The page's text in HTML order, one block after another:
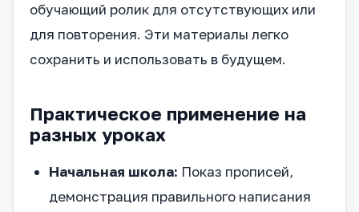
обучающий ролик для отсутствующих или
для повторения. Эти материалы легко
сохранить и использовать в будущем.
Практическое применение на
разных уроках
Начальная школа: Показ прописей,
демонстрация правильного написания